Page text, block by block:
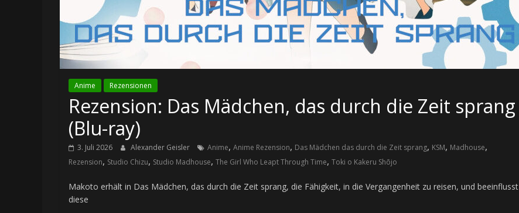
Anime Rezensionen
Rezension: Das Mädchen, das durch die Zeit sprang
(Blu-ray)
3. Juli 2026 Alexander Geisler Anime, Anime Rezension, Das Mädchen das durch die Zeit sprang, KSM, Madhouse,
Rezension, Studio Chizu, Studio Madhouse, The Girl Who Leapt Through Time, Toki o Kakeru Shōjo
Makoto erhält in Das Mädchen, das durch die Zeit sprang, die Fähigkeit, in die Vergangenheit zu reisen, und beeinflusst
diese